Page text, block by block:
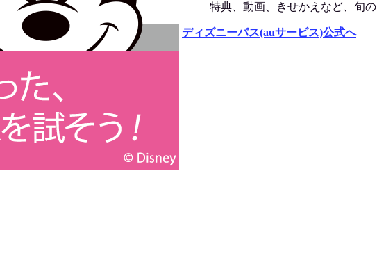
特典、動画、きせかえなど、旬
ディズニーパス(auサービス)公式へ